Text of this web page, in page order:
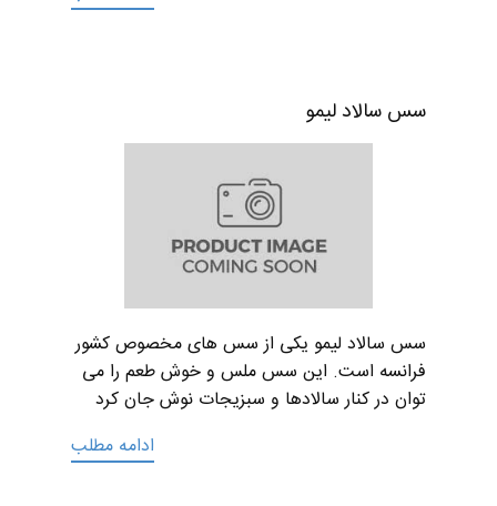
سس سالاد لیمو
سس سالاد لیمو یکی از سس های مخصوص کشور
فرانسه است. این سس ملس و خوش طعم را می
توان در کنار سالادها و سبزیجات نوش جان کرد
ادامه مطلب